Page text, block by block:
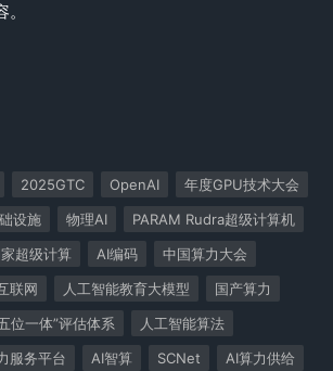
。
2025GTC OpenAI
年度GPU技术大会
设施 物理AI
PARAM Rudra超级计算机
超级计算 AI编码
中国算力大会
联网 人工智能教育大模型
国产算力
位一体”评估体系
人工智能算法
服务平台 AI智算 SCNet
AI算力供给